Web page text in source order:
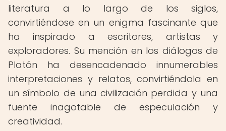
literatura a lo largo de los siglos,
convirtiéndose en un enigma fascinante que
ha inspirado a escritores, artistas y
exploradores. Su mención en los diálogos de
Platón ha desencadenado innumerables
interpretaciones y relatos, convirtiéndola en
un símbolo de una civilización perdida y una
fuente inagotable de especulación y
creatividad.